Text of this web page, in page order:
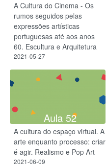
A Cultura do Cinema - Os
rumos seguidos pelas
expressões artísticas
portuguesas até aos anos
60. Escultura e Arquitetura
2021-05-27
Aula 52
A cultura do espaço virtual. A
arte enquanto processo: criar
é agir. Realismo e Pop Art
2021-06-09